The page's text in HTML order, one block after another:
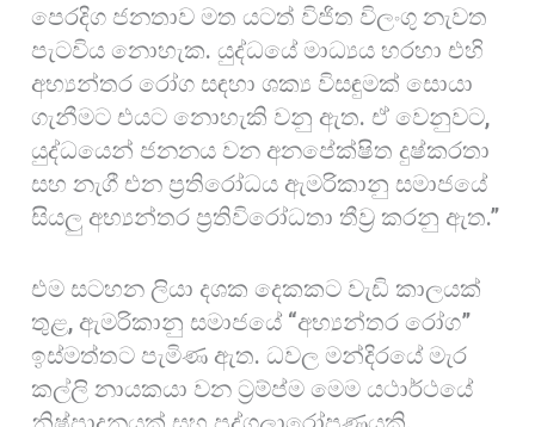
පෙරදිග ජනතාව මත යටත් විජිත විලංගු නැවත
පැටවිය නොහැක. යුද්ධයේ මාධ්‍යය හරහා එහි
අභ්‍යන්තර රෝග සඳහා ශක්‍ය විසඳුමක් සොයා
ගැනීමට එයට නොහැකි වනු ඇත. ඒ වෙනුවට,
යුද්ධයෙන් ජනනය වන අනපේක්ෂිත දුෂ්කරතා
සහ නැගී එන ප්‍රතිරෝධය ඇමරිකානු සමාජයේ
සියලු අභ්‍යන්තර ප්‍රතිවිරෝධතා තීව්‍ර කරනු ඇත.”
එම සටහන ලියා දශක දෙකකට වැඩි කාලයක්
තුළ, ඇමරිකානු සමාජයේ “අභ්‍යන්තර රෝග”
ඉස්මත්තට පැමිණ ඇත. ධවල මන්දිරයේ මැර
කල්ලි නායකයා වන ට්‍රම්ප්ම මෙම යථාර්ථයේ